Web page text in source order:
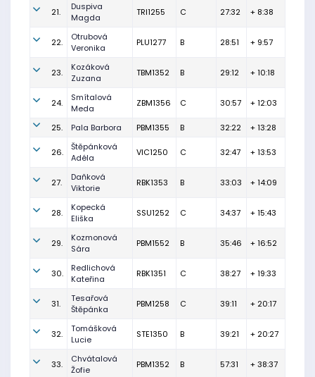
21.
Duspiva
Magda
TRI1255 C 27:32 + 8:38
22.
Otrubová
Veronika
PLU1277 B 28:51 + 9:57
23.
Kozáková
Zuzana
TBM1352 B 29:12 + 10:18
24.
Smítalová
Meda
ZBM1356 C 30:57 + 12:03
25. Pala Barbora PBM1355 B 32:22 + 13:28
26.
Štěpánková
Adéla
VIC1250 C 32:47 + 13:53
27.
Daňková
Viktorie
RBK1353 B 33:03 + 14:09
28.
Kopecká
Eliška
SSU1252 C 34:37 + 15:43
29.
Kozmonová
Sára
PBM1552 B 35:46 + 16:52
30.
Redlichová
Kateřina
RBK1351 C 38:27 + 19:33
31.
Tesařová
Štěpánka
PBM1258 C 39:11 + 20:17
32.
Tomášková
Lucie
STE1350 B 39:21 + 20:27
33.
Chvátalová
Žofie
PBM1352 B 57:31 + 38:37